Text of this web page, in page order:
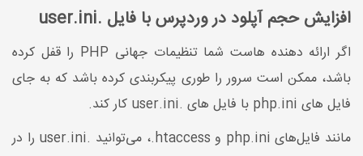
افزایش حجم آپلود در وردپرس با فایل .user.ini
اگر ارائه دهنده هاست شما تنظیمات جهانی PHP را قفل کرده
باشد، ممکن است سرور را طوری پیکربندی کرده باشد که به جای
فایل های php.ini با فایل های .user.ini کار کند.
مانند فایل‌های php.ini و htaccess.، می‌توانید .user.ini را در